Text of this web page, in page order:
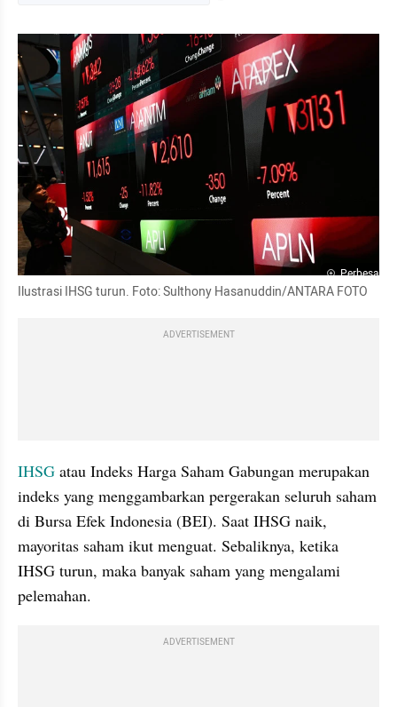
Perbesar
Ilustrasi IHSG turun. Foto: Sulthony Hasanuddin/ANTARA FOTO
ADVERTISEMENT
IHSG atau Indeks Harga Saham Gabungan merupakan
indeks yang menggambarkan pergerakan seluruh saham
di Bursa Efek Indonesia (BEI). Saat IHSG naik,
mayoritas saham ikut menguat. Sebaliknya, ketika
IHSG turun, maka banyak saham yang mengalami
pelemahan.
ADVERTISEMENT